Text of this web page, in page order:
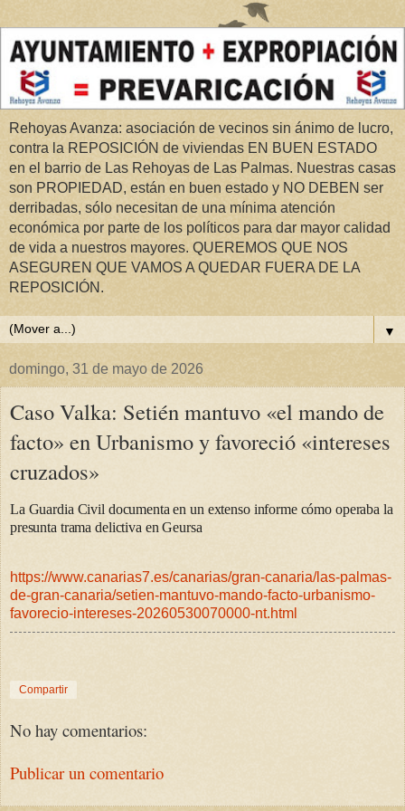
Rehoyas Avanza: asociación de vecinos sin ánimo de lucro,
contra la REPOSICIÓN de viviendas EN BUEN ESTADO
en el barrio de Las Rehoyas de Las Palmas. Nuestras casas
son PROPIEDAD, están en buen estado y NO DEBEN ser
derribadas, sólo necesitan de una mínima atención
económica por parte de los políticos para dar mayor calidad
de vida a nuestros mayores. QUEREMOS QUE NOS
ASEGUREN QUE VAMOS A QUEDAR FUERA DE LA
REPOSICIÓN.
▼
domingo, 31 de mayo de 2026
Caso Valka: Setién mantuvo «el mando de
facto» en Urbanismo y favoreció «intereses
cruzados»
La Guardia Civil documenta en un extenso informe cómo operaba la
presunta trama delictiva en Geursa
https://www.canarias7.es/canarias/gran-canaria/las-palmas-
de-gran-canaria/setien-mantuvo-mando-facto-urbanismo-
favorecio-intereses-20260530070000-nt.html
Compartir
No hay comentarios:
Publicar un comentario